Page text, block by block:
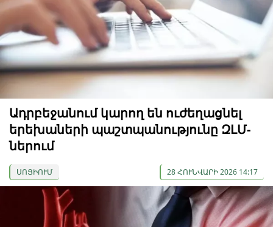
Ադրբեջանում կարող են ուժեղացնել
երեխաների պաշտպանությունը ԶԼՄ-
ներում
ՍՈՑԻՈՒՄ 28 ՀՈՒՆՎԱՐԻ 2026 14:17